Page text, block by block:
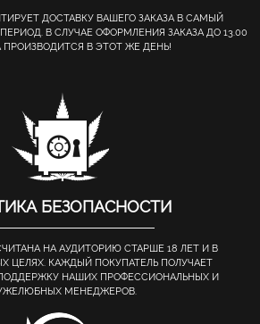
ДОСТАВКУ ВАШЕГО ЗАКАЗА В САМЫЙ
В СЛУЧАЕ ОФОРМЛЕНИЯ ЗАКАЗА ДО 13.00
ПРОИЗВОДИТСЯ В ЭТОТ ЖЕ ДЕНЬ!
БЕЗОПАСНОСТИ
НА АУДИТОРИЮ СТАРШЕ 18 ЛЕТ И В
ЦЕЛЯХ. КАЖДЫЙ ПОКУПАТЕЛЬ ПОЛУЧАЕТ
НАШИХ ПРОФЕССИОНАЛЬНЫХ И
МЕНЕДЖЕРОВ.